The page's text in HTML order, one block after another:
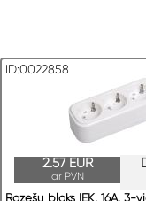
ID:0022858
2.57 EUR
ar PVN
Rozešu bloks IEK, 16A, 3-